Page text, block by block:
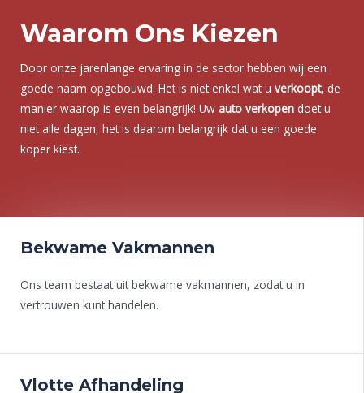
Waarom Ons Kiezen
Door onze jarenlange ervaring in de sector hebben wij een
goede naam opgebouwd. Het is niet enkel wat u verkoopt, de
manier waarop is even belangrijk! Uw auto verkopen doet u
niet alle dagen, het is daarom belangrijk dat u een goede
koper kiest.
Bekwame Vakmannen
Ons team bestaat uit bekwame vakmannen, zodat u in
vertrouwen kunt handelen.
Vlotte Afhandeling